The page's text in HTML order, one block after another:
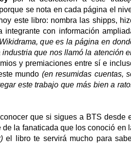
se nota en cada página el
este libro: nombra las shipps,
integrante con información
que es la página en
que nos llamó la atención
y premiaciones entre sí e
mundo (en resumidas cuentas,
este trabajo que más bien a
que si sigues a BTS desde
la fanaticada que los conoció en
el libro te servirá mucho para